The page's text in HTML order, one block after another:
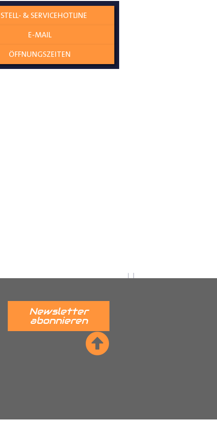
Verkleidungsteile werden
Türen zu Schützen
& SERVICEHOTLINE
E-MAIL
ÖFFNUNGSZEITEN
Newsletter
abonnieren